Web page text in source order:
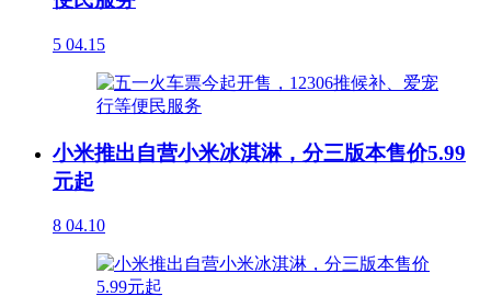
5 04.15
小米推出自营小米冰淇淋，分三版本售价5.99
元起
8 04.10